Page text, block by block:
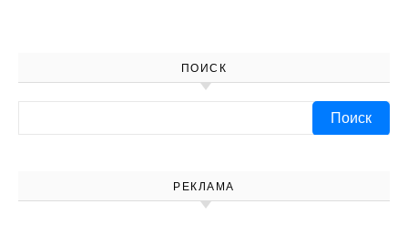
ПОИСК
РЕКЛАМА